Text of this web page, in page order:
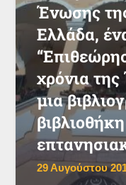
Ένωσης
Ελλάδα,
χρόνια
μια
29 Αυγούστου